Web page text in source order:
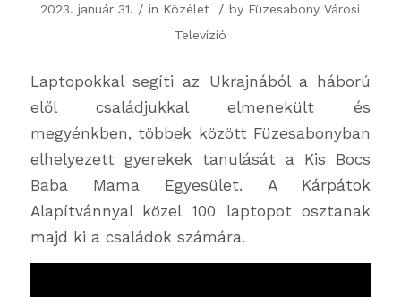
2023. január 31. / in Közélet / by Füzesabony Városi
Televízió
Laptopokkal segíti az Ukrajnából a háború
elől családjukkal elmenekült és
megyénkben, többek között Füzesabonyban
elhelyezett gyerekek tanulását a Kis Bocs
Baba Mama Egyesület. A Kárpátok
Alapítvánnyal közel 100 laptopot osztanak
majd ki a családok számára.